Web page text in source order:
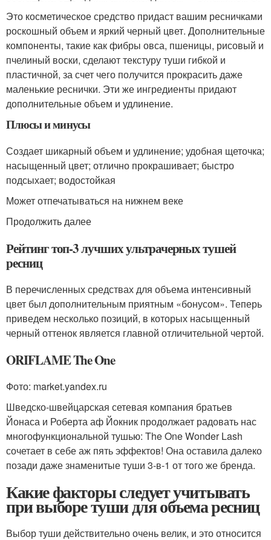
Это косметическое средство придаст вашим ресничками
роскошный объем и яркий черный цвет. Дополнительные
компоненты, такие как фибры овса, пшеницы, рисовый и
пчелиный воски, сделают текстуру туши гибкой и
пластичной, за счет чего получится прокрасить даже
маленькие реснички. Эти же ингредиенты придают
дополнительные объем и удлинение.
Плюсы и минусы
Создает шикарный объем и удлинение; удобная щеточка;
насыщенный цвет; отлично прокрашивает; быстро
подсыхает; водостойкая
Может отпечатываться на нижнем веке
Продолжить далее
Рейтинг топ-3 лучших ультрачерных тушей
ресниц
В перечисленных средствах для объема интенсивный
цвет был дополнительным приятным «бонусом». Теперь
приведем несколько позиций, в которых насыщенный
черный оттенок является главной отличительной чертой.
ORIFLAME The One
Фото: market.yandex.ru
Шведско-швейцарская сетевая компания братьев
Йонаса и Роберта аф Йокник продолжает радовать нас
многофункциональной тушью: The One Wonder Lash
сочетает в себе аж пять эффектов! Она оставила далеко
позади даже знаменитые туши 3-в-1 от того же бренда.
Какие факторы следует учитывать
при выборе туши для объема ресниц
Выбор туши действительно очень велик, и это относится